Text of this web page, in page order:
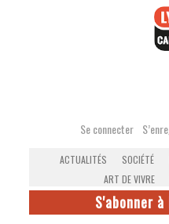
Se connecter
ACTUALITÉS SOCIÉTÉ
ART DE VIVRE
S'abonner